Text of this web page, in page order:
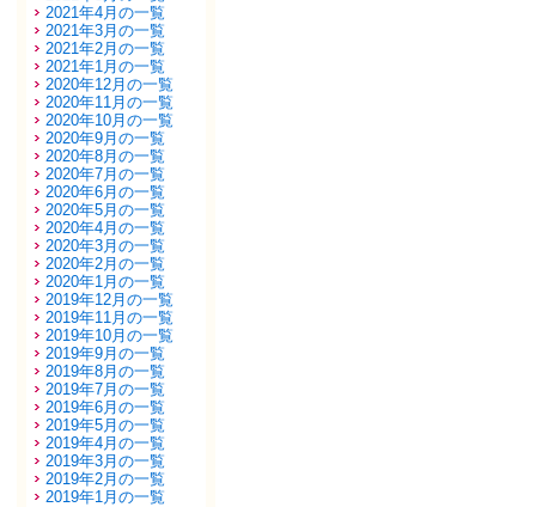
2021年4月の一覧
2021年3月の一覧
2021年2月の一覧
2021年1月の一覧
2020年12月の一覧
2020年11月の一覧
2020年10月の一覧
2020年9月の一覧
2020年8月の一覧
2020年7月の一覧
2020年6月の一覧
2020年5月の一覧
2020年4月の一覧
2020年3月の一覧
2020年2月の一覧
2020年1月の一覧
2019年12月の一覧
2019年11月の一覧
2019年10月の一覧
2019年9月の一覧
2019年8月の一覧
2019年7月の一覧
2019年6月の一覧
2019年5月の一覧
2019年4月の一覧
2019年3月の一覧
2019年2月の一覧
2019年1月の一覧